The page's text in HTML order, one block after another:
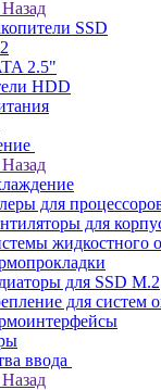
Назад
SSD
2.5"
HDD
Назад
для
для
жидкостного
для SSD M.2
для систем
ввода
Назад